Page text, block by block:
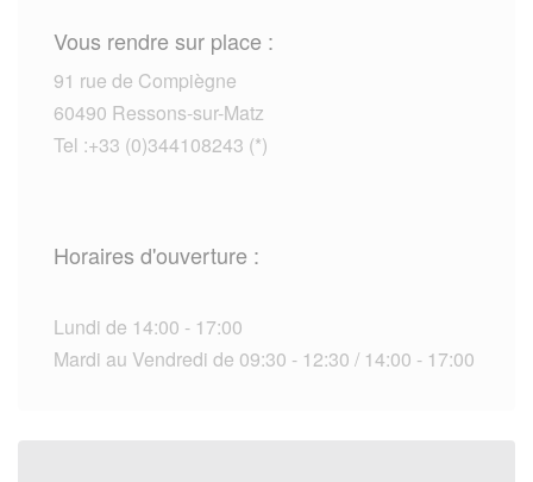
Vous rendre sur place :
91 rue de Compiègne
60490 Ressons-sur-Matz
Tel :+33 (0)344108243 (*)
Horaires d'ouverture :
Lundi de 14:00 - 17:00
Mardi au Vendredi de 09:30 - 12:30 / 14:00 - 17:00